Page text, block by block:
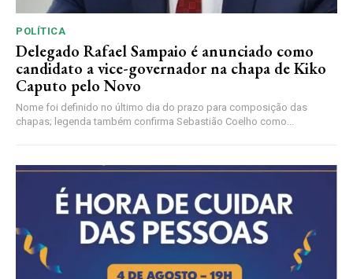
POLÍTICA
Delegado Rafael Sampaio é anunciado como
candidato a vice-governador na chapa de Kiko
Caputo pelo Novo
Nome foi definido no último dia do prazo para composição das
chapas; legenda também confirma Sebastião Coelho como...